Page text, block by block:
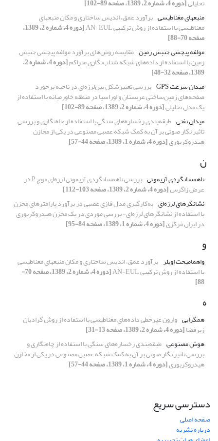
تحلیلی[دوره 4، شماره 2، 1389، صفحه 89-102]
منبع‏های مغناطیسی برآورد عمق، اندیس ساختاری و مکان منبع‏های
مغناطیسی با استفاده از روش ترکیبی AN-EUL [دوره 4، شماره 2، 1389،
صفحه 70-88]
مولفه پیچشی جنبش زمین مقایسه روش‌های برآورد مولفه پیچشی جنبش
زمین با استفاده از داده‌های شبکه شتاب‌نگاری متراکم [دوره 4، شماره 2،
1389، صفحه 32-48]
میدان سرعت GPS
بررسی تغییرشکل بین‌لرزه‌ای در ناحیه برخورد
صفحه‌های زمین‌ساختی عربستان و اوراسیا در منطقه خاورمیانه با استفاده از
یک مدل تحلیلی[دوره 4، شماره 2، 1389، صفحه 89-102]
میدان نفتی طبقه‌بندی رخساره‌‌های سنگی با استفاده از چاه‌نگاری و بررسی
تاثیر نگار صوتی بر آن به کمک شبکه عصبی مصنوعی در یکی از مخازن
هیدروکربوری[دوره 4، شماره 1، 1389، صفحه 44-57]
ن
ناهمسانگردی آزیموتی بررسی ناهمسانگردی آزیموتی لرزه‌ای موج P در
عرض زاگرس[دوره 4، شماره 2، 1389، صفحه 103-112]
نشانگرهای لرزه‌ای به‌کارگیری مدل فازی عصبی در برآورد پارامترهای مخزن
با استفاده از نشانگرهای لرزه‌ای- بررسی موردی در یک مخزن هیدروکربوری
در ایران مرکزی[دوره 4، شماره 1، 1389، صفحه 84-95]
و
واهمامیخت اویلر برآورد عمق، اندیس ساختاری و مکان منبع‏های مغناطیسی
با استفاده از روش ترکیبی AN-EUL [دوره 4، شماره 2، 1389، صفحه 70-
88]
ه
همگرایی وارون غیرخطی داده‌های مغناطیسی با استفاده از روش گرادیان
زیرفضا[دوره 4، شماره 2، 1389، صفحه 13-31]
هوش مصنوعی طبقه‌بندی رخساره‌‌های سنگی با استفاده از چاه‌نگاری و
بررسی تاثیر نگار صوتی بر آن به کمک شبکه عصبی مصنوعی در یکی از مخازن
هیدروکربوری[دوره 4، شماره 1، 1389، صفحه 44-57]
دسترسی سریع
صفحه اصلی
درباره نشریه